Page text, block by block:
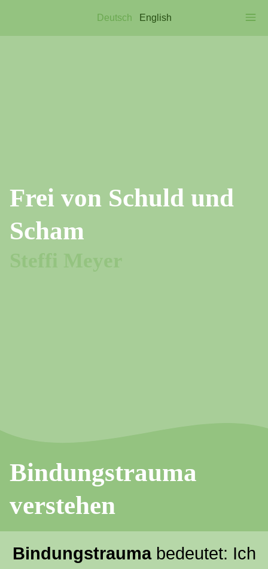
Deutsch English
Frei von Schuld und
Scham
Steffi Meyer
Bindungstrauma
verstehen
Bindungstraumabedeutet: Ich